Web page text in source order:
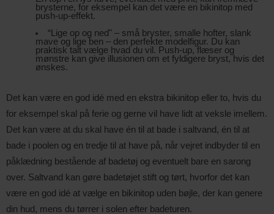
brysterne, for eksempel kan det være en bikinitop med
push-up-effekt.
“Lige op og ned" – små bryster, smalle hofter, slank
mave og lige ben – den perfekte modelfigur. Du kan
praktisk talt vælge hvad du vil. Push-up, flæser og
mønstre kan give illusionen om et fyldigere bryst, hvis det
ønskes.
Det kan være en god idé med en ekstra bikinitop eller to, hvis du
for eksempel skal på ferie og gerne vil have lidt at veksle imellem.
Det kan være at du skal have én til at bade i saltvand, én til at
bade i poolen og en tredje til at have på, når vejret indbyder til en
påklædning bestående af badetøj og eventuelt bare en sarong
over. Saltvand kan gøre badetøjet stift og tørt, hvorfor det kan
være en god idé at vælge en bikinitop uden bøjle, der kan genere
din hud, mens du tørrer i solen efter badeturen.